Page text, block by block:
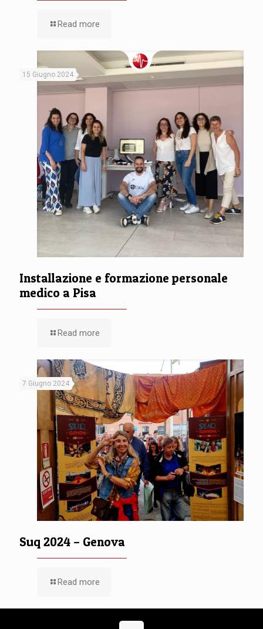
Read more
15 Giugno 2024
Installazione e formazione personale
medico a Pisa
Read more
7 Giugno 2024
Suq 2024 – Genova
Read more